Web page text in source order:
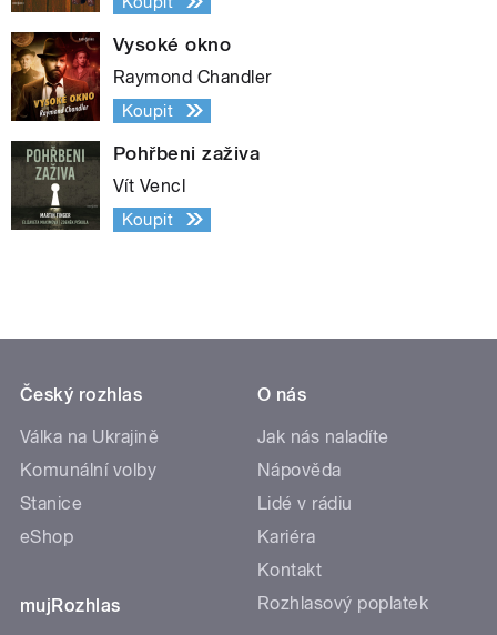
Vysoké okno
Raymond Chandler
Koupit
Pohřbeni zaživa
Vít Vencl
Koupit
Český rozhlas
Válka na Ukrajině
Komunální volby
Stanice
eShop
mujRozhlas
O nás
Jak nás naladíte
Nápověda
Lidé v rádiu
Kariéra
Kontakt
Rozhlasový poplatek